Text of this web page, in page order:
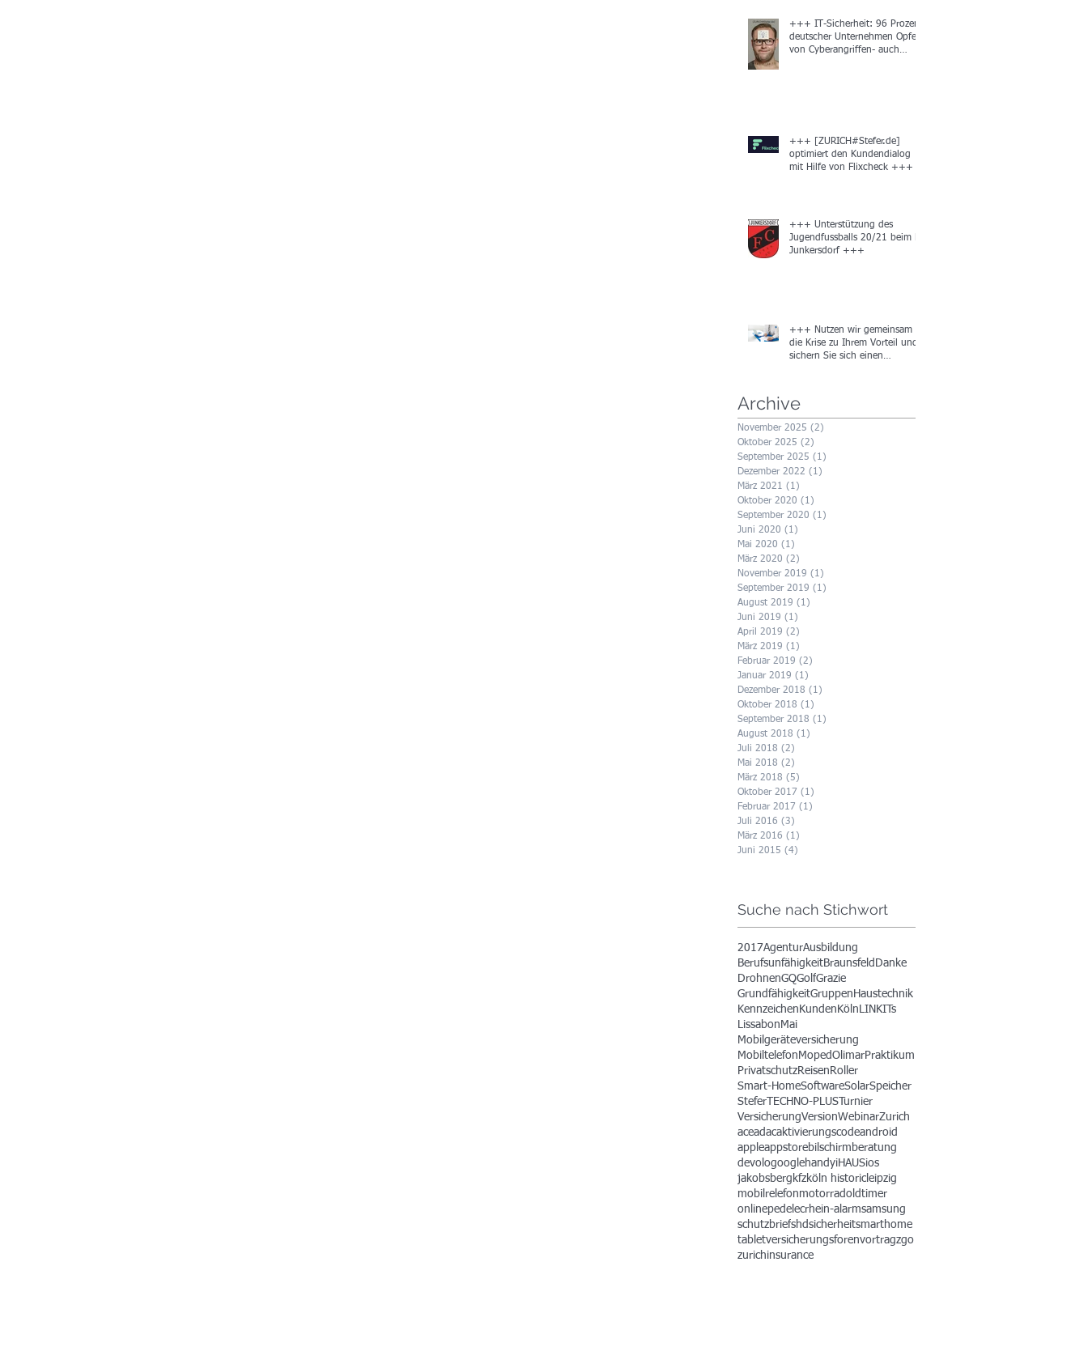
+++ IT-Sicherheit: 96 Prozent
deutscher Unternehmen Opfer
von Cyberangriffen- auch
+++ [ZURICH#Stefer.de]
optimiert den Kundendialog
mit Hilfe von Flixcheck +++
+++ Unterstützung des
Jugendfussballs 20/21 beim FC
Junkersdorf +++
+++ Nutzen wir gemeinsam
die Krise zu Ihrem Vorteil und
sichern Sie sich einen
Archive
November 2025 (2)
Oktober 2025 (2)
September 2025 (1)
Dezember 2022 (1)
März 2021 (1)
Oktober 2020 (1)
September 2020 (1)
Juni 2020 (1)
Mai 2020 (1)
März 2020 (2)
November 2019 (1)
September 2019 (1)
August 2019 (1)
Juni 2019 (1)
April 2019 (2)
März 2019 (1)
Februar 2019 (2)
Januar 2019 (1)
Dezember 2018 (1)
Oktober 2018 (1)
September 2018 (1)
August 2018 (1)
Juli 2018 (2)
Mai 2018 (2)
März 2018 (5)
Oktober 2017 (1)
Februar 2017 (1)
Juli 2016 (3)
März 2016 (1)
Juni 2015 (4)
Suche nach Stichwort
2017AgenturAusbildung
BerufsunfähigkeitBraunsfeld Danke
DrohnenGQGolfGrazie
GrundfähigkeitGruppen Haustechnik
Kennzeichen Kunden Köln LINKITs
Lissabon Mai
Mobilgeräteversicherung
Mobiltelefon MopedOlimarPraktikum
PrivatschutzReisen Roller
Smart-HomeSoftwareSolarSpeicher
Stefer TECHNO-PLUS Turnier
VersicherungVersionWebinarZurich
aceadacaktivierungscodeandroid
appleappstorebilschirmberatung
devologooglehandyiHAUSios
jakobsberg kfzköln historic leipzig
mobilrelefonmotorradoldtimer
onlinepedelecrhein-alarmsamsung
schutzbriefshdsicherheitsmarthome
tabletversicherungsforenvortragzgo
zurichinsurance